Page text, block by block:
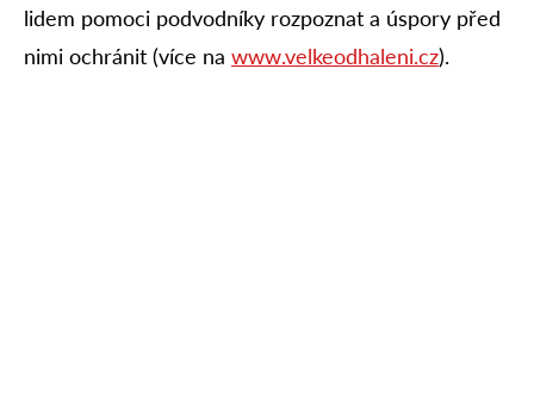
lidem pomoci podvodníky rozpoznat a úspory před
nimi ochránit (více na www.velkeodhaleni.cz).